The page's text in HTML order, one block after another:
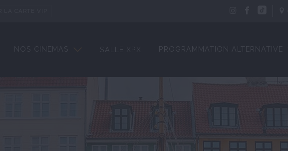
NOS CINEMAS SALLE XPX PROGRAMMATION ALTERNATIVE